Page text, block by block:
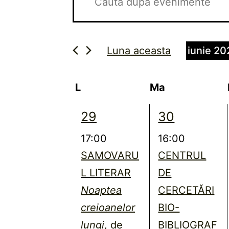
și
Evenimente
cheie.
Evenimente
cuvântul
Luna aceasta iunie
Calendarul
Evenimente
L
Ma
1
eveniment,
29
17:00
SAMOVARU
L LITERAR
Noaptea
creioanelor
lungi, de
1
eveniment,
30
16:00
CENTRUL
DE
CERCETĂRI
BIO-
BIBLIOGRAF